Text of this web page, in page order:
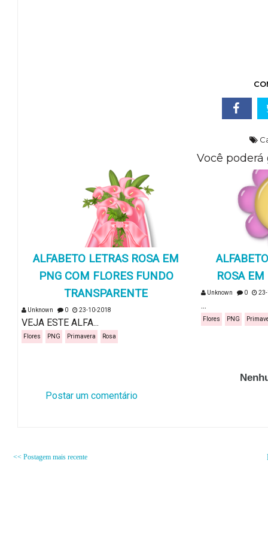
Você poderá
ALFABETO LETRAS ROSA EM
PNG COM FLORES FUNDO
TRANSPARENTE
Unknown 0 23-10-2018
VEJA ESTE ALFA...
Flores PNG Primavera Rosa
ROSA
Unknown 0 23-
...
Flores PNG
Postar um comentário
<< Postagem mais recente